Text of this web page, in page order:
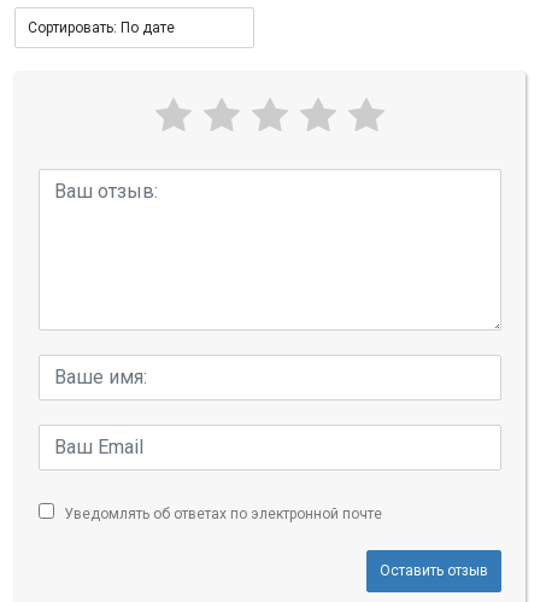
Уведомлять об ответах по электронной почте
Оставить отзыв